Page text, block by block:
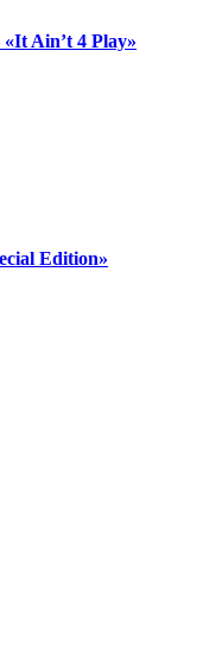
Ain’t 4 Play»
Edition»